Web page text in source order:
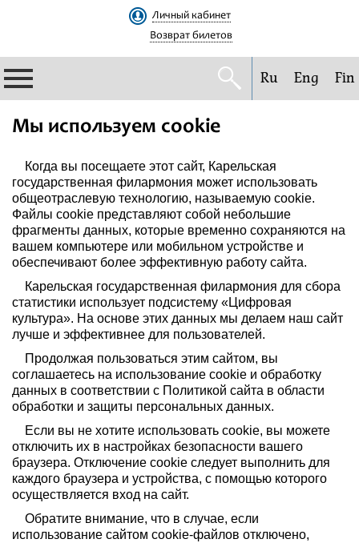
Личный кабинет
Возврат билетов
Филармония
Афиша
Фестивали
Абонементы
Новости
Контакты
Ru Eng Fin
Мы используем cookie
Когда вы посещаете этот сайт, Карельская
государственная филармония может использовать
общеотраслевую технологию, называемую cookie.
Файлы cookie представляют собой небольшие
фрагменты данных, которые временно сохраняются на
вашем компьютере или мобильном устройстве и
обеспечивают более эффективную работу сайта.
Карельская государственная филармония для сбора
статистики использует подсистему «Цифровая
культура». На основе этих данных мы делаем наш сайт
лучше и эффективнее для пользователей.
Продолжая пользоваться этим сайтом, вы
соглашаетесь на использование cookie и обработку
данных в соответствии с Политикой сайта в области
обработки и защиты персональных данных.
Если вы не хотите использовать cookie, вы можете
отключить их в настройках безопасности вашего
браузера. Отключение cookie следует выполнить для
каждого браузера и устройства, с помощью которого
осуществляется вход на сайт.
Обратите внимание, что в случае, если
использование сайтом cookie-файлов отключено,